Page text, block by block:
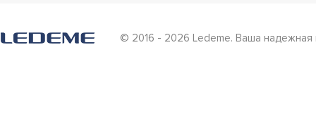
© 2016 - 2026 Ledeme. Ваша